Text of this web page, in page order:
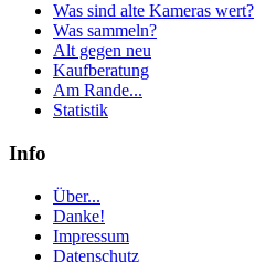
Was sind alte Kameras wert?
Was sammeln?
Alt gegen neu
Kaufberatung
Am Rande...
Statistik
Info
Über...
Danke!
Impressum
Datenschutz